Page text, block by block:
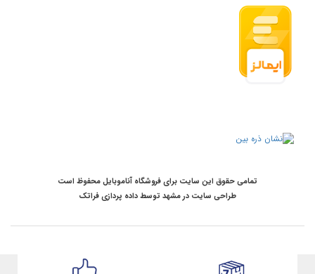
تمامی حقوق این سایت برای فروشگاه آناموبایل محفوظ است
طراحی سایت در مشهد توسطداده پردازی فراتک